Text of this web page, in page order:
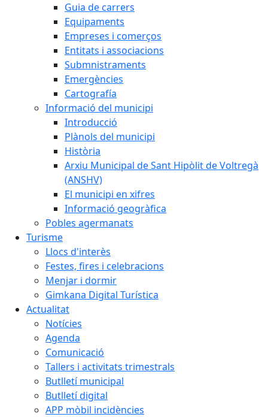
Guia de carrers
Equipaments
Empreses i comerços
Entitats i associacions
Submnistraments
Emergències
Cartografía
Informació del municipi
Introducció
Plànols del municipi
Història
Arxiu Municipal de Sant Hipòlit de Voltregà
(ANSHV)
El municipi en xifres
Informació geogràfica
Pobles agermanats
Turisme
Llocs d'interès
Festes, fires i celebracions
Menjar i dormir
Gimkana Digital Turística
Actualitat
Notícies
Agenda
Comunicació
Tallers i activitats trimestrals
Butlletí municipal
Butlletí digital
APP mòbil incidències